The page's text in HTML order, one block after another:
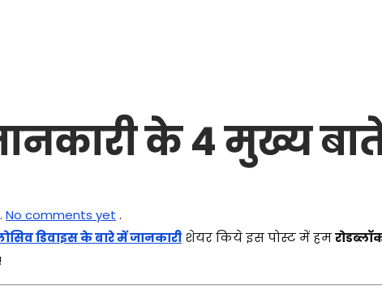
के 4 मुख्य
. No comments yet .
डिवाइस के बारे में जानकारी शेयर किये इस पोस्ट में हम